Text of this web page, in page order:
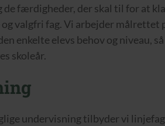
de færdigheder, der skal til for at
valgfri fag. Vi arbejder målrettet
enkelte elevs behov og niveau,
skoleår.
undervisning tilbyder vi